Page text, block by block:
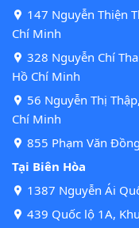
147 Nguyễn Thiện
Chí Minh
328 Nguyễn Chí
Hồ Chí Minh
56 Nguyễn Thị
Chí Minh
855 Phạm Văn
Tại Biên Hòa
1387 Nguyễn Ái
439 Quốc lộ 1A,